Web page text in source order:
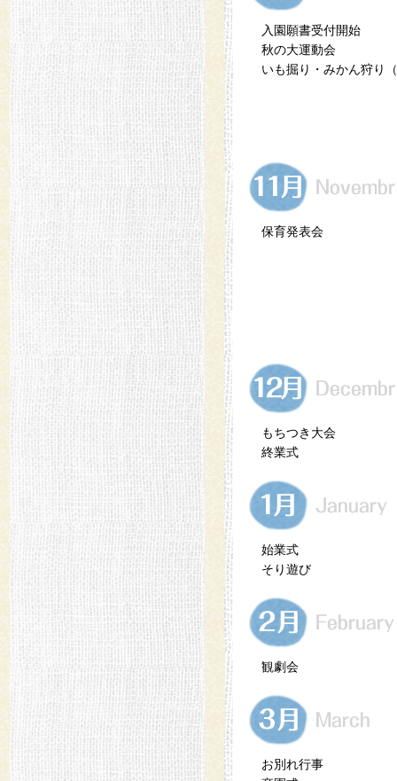
入園願書受付開始
秋の大運動会
いも掘り・みかん狩り
保育発表会
もちつき大会
終業式
始業式
そり遊び
観劇会
お別れ行事